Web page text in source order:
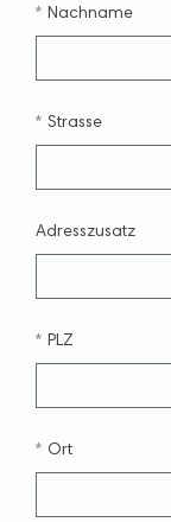
Nachname
Strasse
Adresszusatz
PLZ
Ort